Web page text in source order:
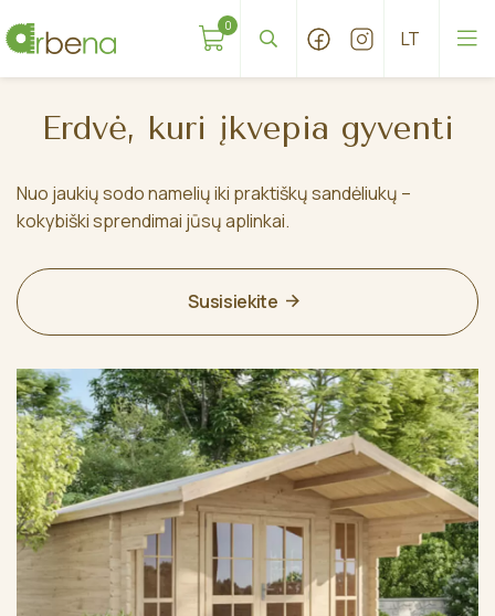
0
Erdvė, kuri įkvepia gyventi
Nuo jaukių sodo namelių iki praktiškų sandėliukų –
kokybiški sprendimai jūsų aplinkai.
Susisiekite